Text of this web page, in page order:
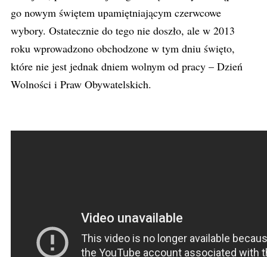
go nowym świętem upamiętniającym czerwcowe
wybory. Ostatecznie do tego nie doszło, ale w 2013
roku wprowadzono obchodzone w tym dniu święto,
które nie jest jednak dniem wolnym od pracy – Dzień
Wolności i Praw Obywatelskich.